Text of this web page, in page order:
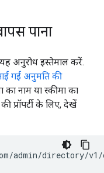
पाना
अनुरोध इस्तेमाल करें.
गई अनुमति की
का नाम या स्कीमा का
प्रॉपर्टी के लिए, देखें
admin/directory/v1/